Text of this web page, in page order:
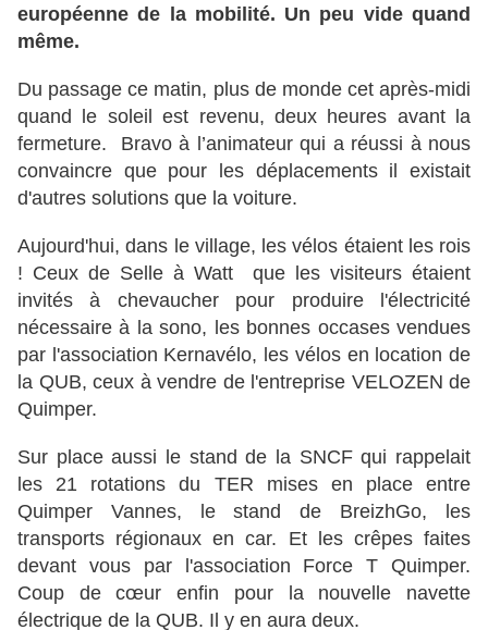
européenne de la mobilité. Un peu vide quand
même.
Du passage ce matin, plus de monde cet après-midi
quand le soleil est revenu, deux heures avant la
fermeture. Bravo à l’animateur qui a réussi à nous
convaincre que pour les déplacements il existait
d'autres solutions que la voiture.
Aujourd'hui, dans le village, les vélos étaient les rois
! Ceux de Selle à Watt que les visiteurs étaient
invités à chevaucher pour produire l'électricité
nécessaire à la sono, les bonnes occases vendues
par l'association Kernavélo, les vélos en location de
la QUB, ceux à vendre de l'entreprise VELOZEN de
Quimper.
Sur place aussi le stand de la SNCF qui rappelait
les 21 rotations du TER mises en place entre
Quimper Vannes, le stand de BreizhGo, les
transports régionaux en car. Et les crêpes faites
devant vous par l'association Force T Quimper.
Coup de cœur enfin pour la nouvelle navette
électrique de la QUB. Il y en aura deux.